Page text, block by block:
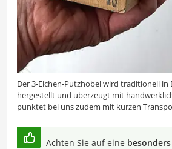
Der 3-Eichen-Putzhobel wird traditionell in
hergestellt und überzeugt mit
punktet bei uns zudem mit kurzen
Achten Sie auf eine